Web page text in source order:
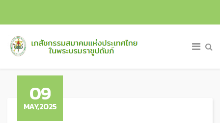
09
MAY,2025